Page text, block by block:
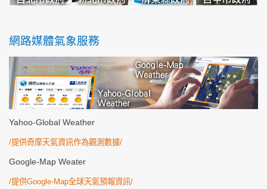
網路媒體氣象服務
Yahoo-Global Weather
/提供奇摩天氣資訊作為觀測數據/
Google-Map Weater
/提供Google-Map全球天氣預報資訊/